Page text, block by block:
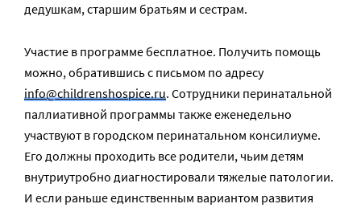
дедушкам, старшим братьям и сестрам.
Участие в программе бесплатное. Получить помощь
можно, обратившись с письмом по адресу
info@childrenshospice.ru. Сотрудники перинатальной
паллиативной программы также еженедельно
участвуют в городском перинатальном консилиуме.
Его должны проходить все родители, чьим детям
внутриутробно диагностировали тяжелые патологии.
И если раньше единственным вариантом развития